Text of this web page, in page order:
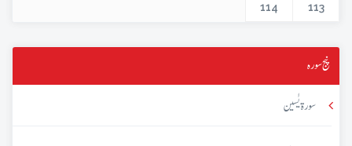
113
114
پنج سورہ
سورۃ یٰسین